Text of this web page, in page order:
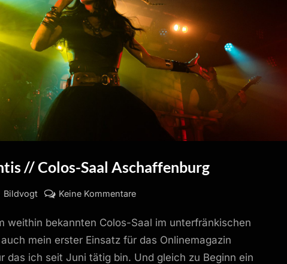
// Colos-Saal Aschaffenburg
By
Bildvogt Keine Kommentarezu
of
Atlantis
//
weithin bekannten Colos-Saal im unterfränkischen
mein erster Einsatz für das Onlinemagazin
das ich seit Juni tätig bin. Und gleich zu Beginn ein